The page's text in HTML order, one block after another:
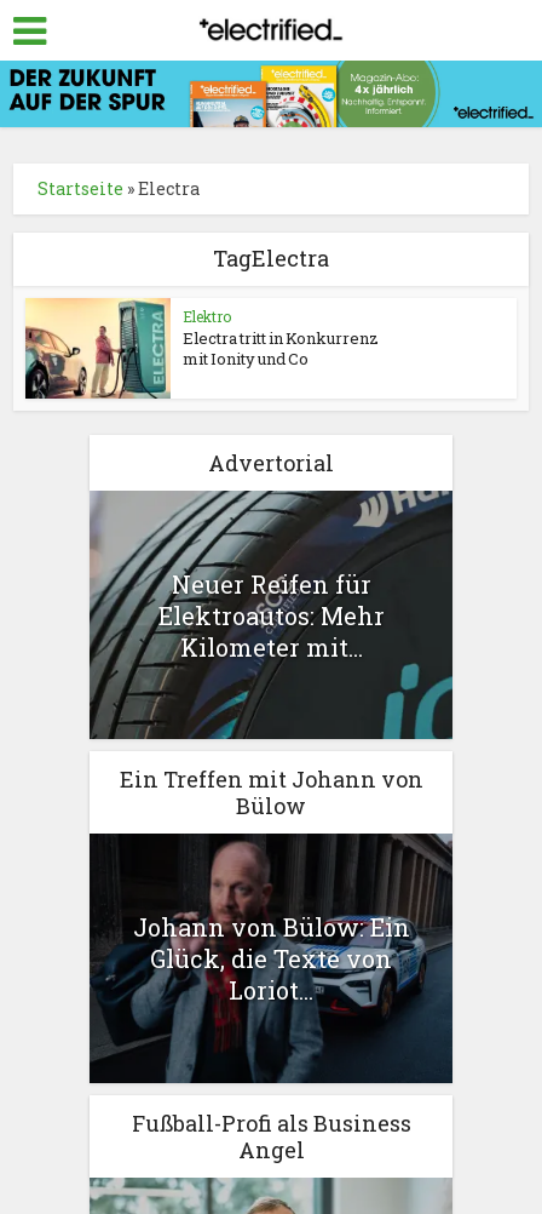
Startseite »Electra
TagElectra
Elektro
Electra tritt in Konkurrenz
mit Ionity und Co
Advertorial
Neuer Reifen für
Elektroautos: Mehr
Kilometer mit...
Ein Treffen mit Johann von
Bülow
Johann von Bülow: Ein
Glück, die Texte von
Loriot...
Fußball-Profi als Business
Angel